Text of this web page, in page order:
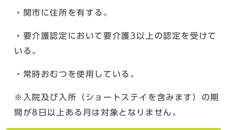
・関市に住所を有する。
・要介護認定において要介護3以上の認定を受けて
いる。
・常時おむつを使用している。
※入院及び入所（ショートステイを含みます）の期
間が8日以上ある月は対象となりません。